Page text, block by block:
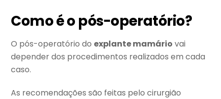
Como é o pós-operatório?
O pós-operatório do explante mamário vai
depender dos procedimentos realizados em cada
caso.
As recomendações são feitas pelo cirurgião